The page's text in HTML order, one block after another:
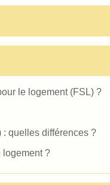
le logement (FSL) ?
quelles différences ?
logement ?